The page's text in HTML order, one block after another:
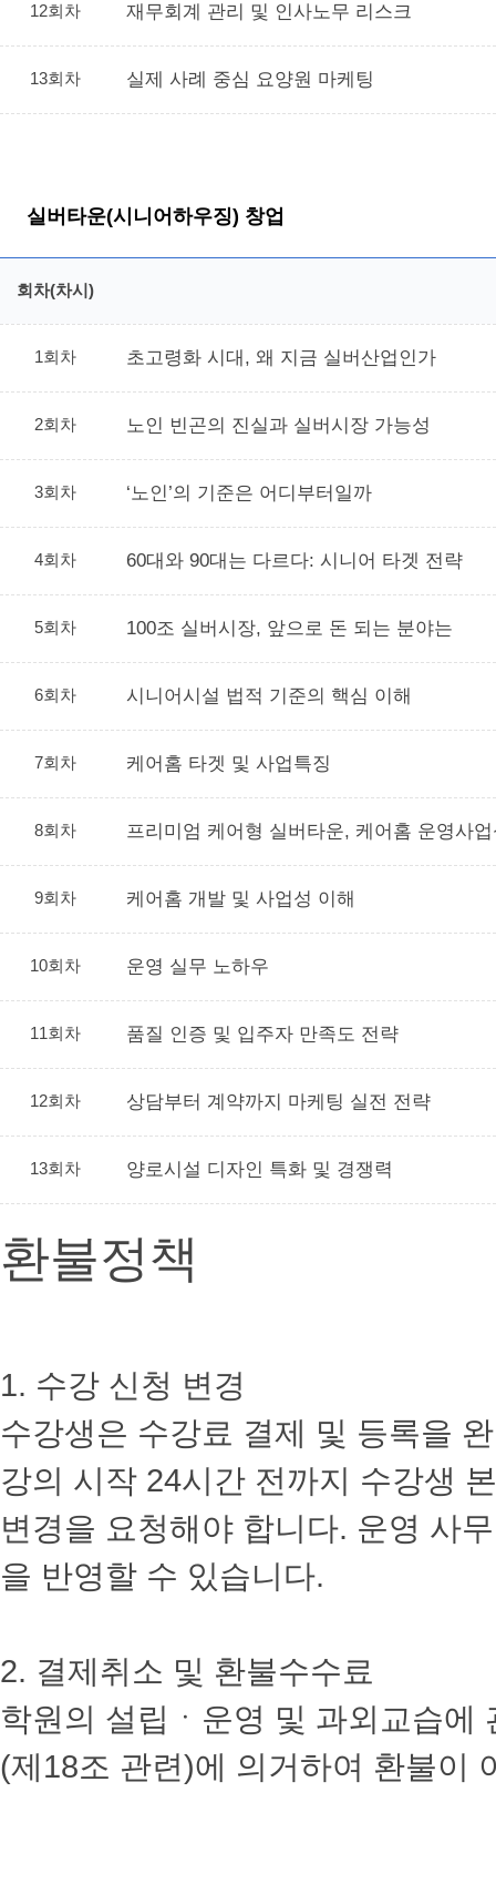
12회차 재무회계 관리 및 인사노무 리스크
13회차 실제 사례 중심 요양원 마케팅
실버타운(시니어하우징) 창업
회차(차시)
1회차 초고령화 시대, 왜 지금 실버산업인가
2회차 노인 빈곤의 진실과 실버시장 가능성
3회차 ‘노인’의 기준은 어디부터일까
4회차 60대와 90대는 다르다: 시니어 타겟 전략
5회차 100조 실버시장, 앞으로 돈 되는 분야는
6회차 시니어시설 법적 기준의 핵심 이해
7회차 케어홈 타겟 및 사업특징
8회차 프리미엄 케어형 실버타운, 케어홈 운영사
9회차 케어홈 개발 및 사업성 이해
10회차 운영 실무 노하우
11회차 품질 인증 및 입주자 만족도 전략
12회차 상담부터 계약까지 마케팅 실전 전략
13회차 양로시설 디자인 특화 및 경쟁력
환불정책
1. 수강 신청 변경
수강생은 수강료 결제 및 등록을
강의 시작 24시간 전까지 수강생
변경을 요청해야 합니다. 운영 사
을 반영할 수 있습니다.
2. 결제취소 및 환불수수료
학원의 설립ㆍ운영 및 과외교습에
(제18조 관련)에 의거하여 환불이